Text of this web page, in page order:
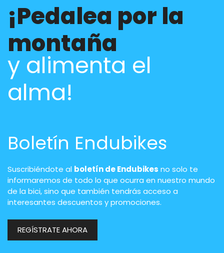
¡Pedalea por la
montaña
y alimenta el
alma!
Boletín Endubikes
Suscribiéndote al boletín de Endubikes no solo te
informaremos de todo lo que ocurra en nuestro mundo
de la bici, sino que también tendrás acceso a
interesantes descuentos y promociones.
REGÍSTRATE AHORA